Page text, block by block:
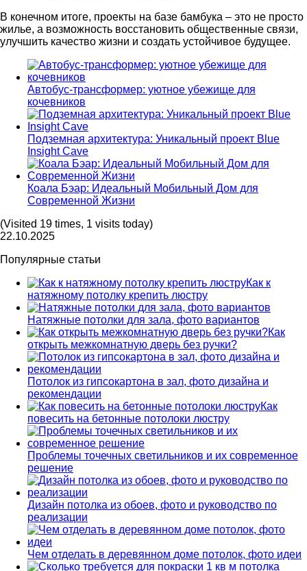
В конечном итоге, проекты на базе бамбука – это не просто
жилье, а возможность восстановить общественные связи,
улучшить качество жизни и создать устойчивое будущее.
Автобус-трансформер: уютное убежище для
кочевников
Подземная архитектура: Уникальный проект Blue
Insight Cave
Коала Бэар: Идеальный Мобильный Дом для
Современной Жизни
(Visited 19 times, 1 visits today)
22.10.2025
Популярные статьи
Как к
натяжному потолку крепить люстру
Натяжные потолки для зала, фото вариантов
Как
открыть межкомнатную дверь без ручки?
Потолок из гипсокартона в зал, фото дизайна и
рекомендации
Как
повесить на бетонные потолоки люстру
Проблемы точечных светильников и их современное
решение
Дизайн потолка из обоев, фото и руководство по
реализации
Чем отделать в деревянном доме потолок, фото идеи